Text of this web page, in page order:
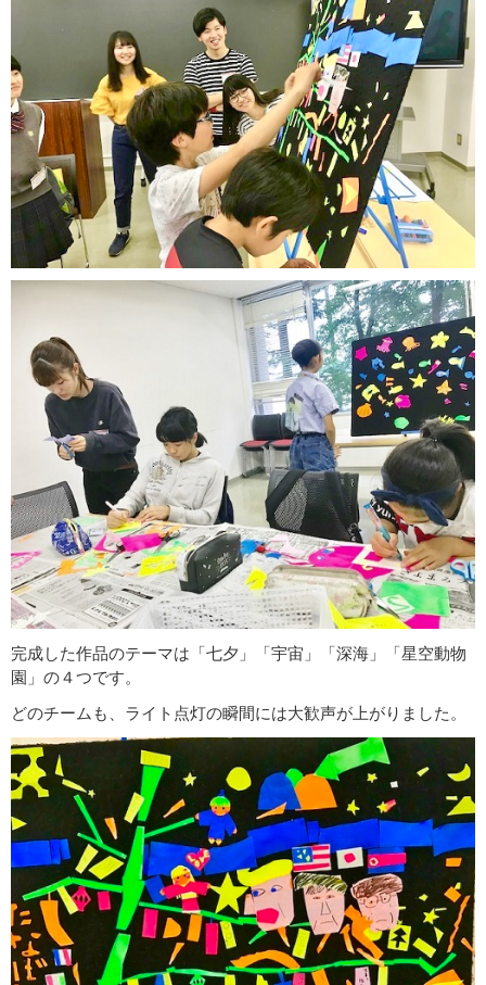
完成した作品のテーマは「七夕」「宇宙」「深海」「星空動物
園」の４つです。
どのチームも、ライト点灯の瞬間には大歓声が上がりました。